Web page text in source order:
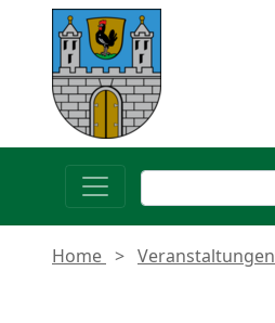
Home Veranstaltungen